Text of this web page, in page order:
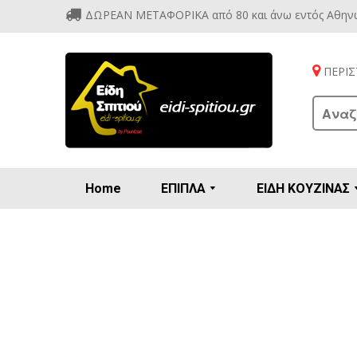
ΔΩΡΕΑΝ ΜΕΤΑΦΟΡΙΚΑ από 80 και άνω εντός
Home ΕΠΙΠΛΑ ΕΙΔΗ ΚΟΥΖΙΝΑΣ